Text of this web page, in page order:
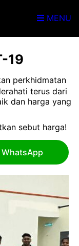
MENU
19
perkhidmatan
terus dari
dan harga yang
sebut harga!
WhatsApp